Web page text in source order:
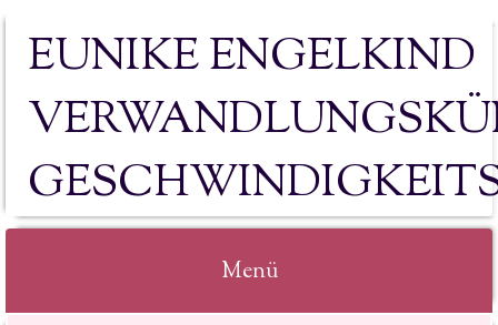
EUNIKE ENGELKIND
Menü